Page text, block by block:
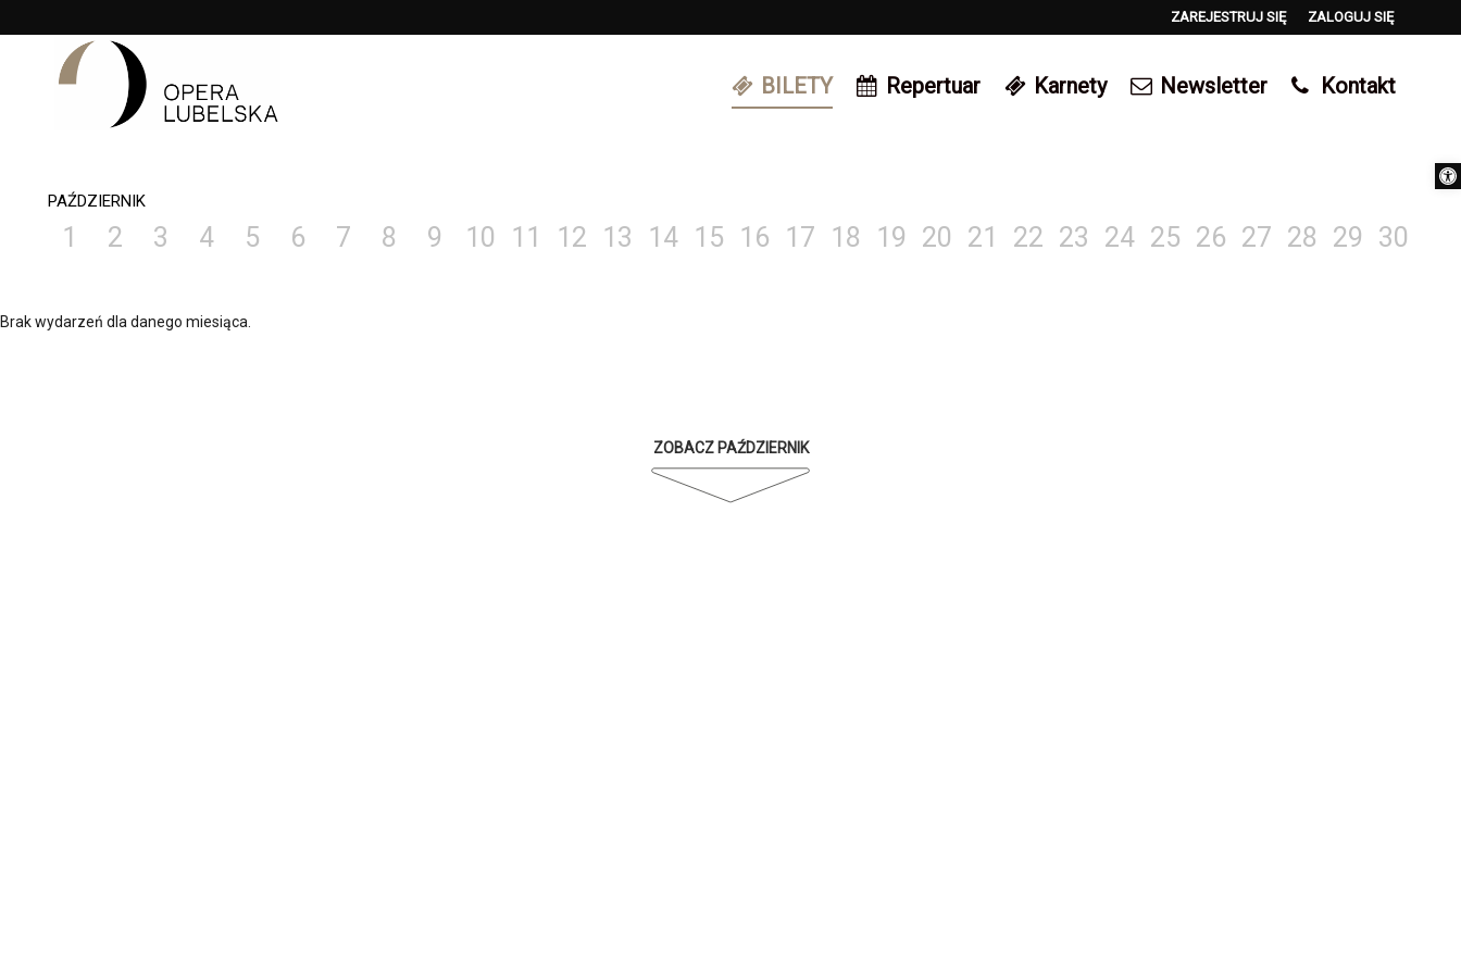
ZAREJESTRUJ SIĘ ZALOGUJ SIĘ
0,00
14
BILETY Repertuar Karnety Newsletter Kontakt
PAŹDZIERNIK
1 2 3 4 5 6 7 8 9 10 11 12 13 14 15 16 17 18 19 20 21 22 23 24 25 26 27 28 29 30
Brak wydarzeń dla danego miesiąca.
ZOBACZ PAŹDZIERNIK